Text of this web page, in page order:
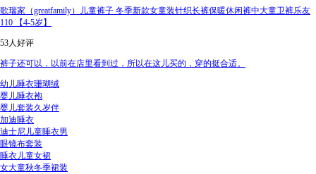
歌瑞家（greatfamily）儿童裤子 冬季新款女童装针织长裤保暖休闲裤中大童卫裤乐友
110 【4-5岁】
53人好评
裤子还可以，以前在店里看到过，所以在这儿买的，穿的挺合适。
幼儿睡衣珊瑚绒
婴儿睡衣袍
婴儿套装久岁伴
加迪睡衣
迪士尼儿童睡衣男
眼镜布套装
睡衣儿童女裙
女大童秋冬季裙装